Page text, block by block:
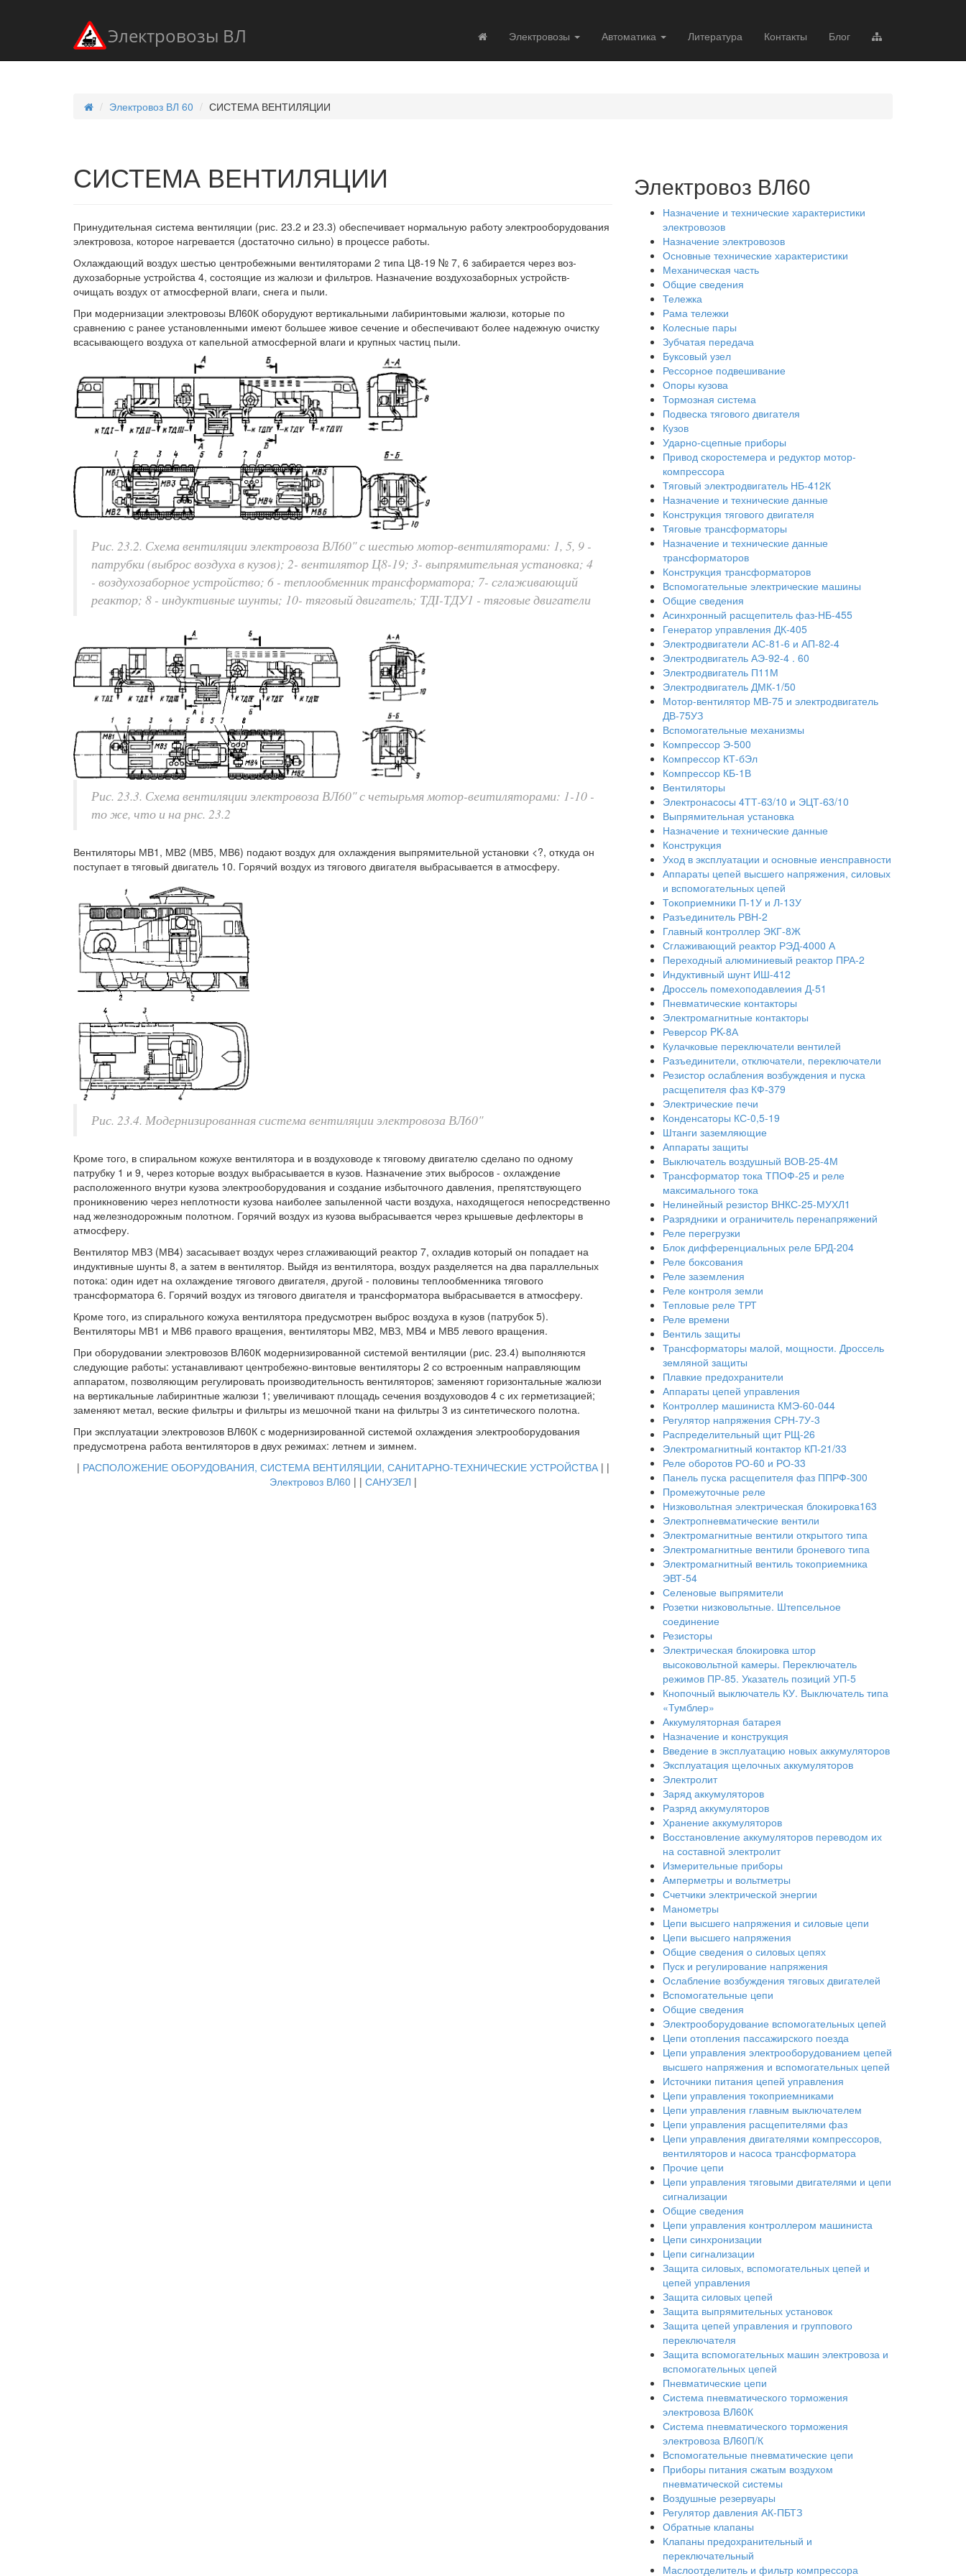
Электровозы ВЛ Электровозы Автоматика Литература Контакты Блог
Электровоз ВЛ 60 СИСТЕМА ВЕНТИЛЯЦИИ
СИСТЕМА ВЕНТИЛЯЦИИ
Принудительная система вентиляции (рис. 23.2 и 23.3) обеспечивает нормальную работу электрооборудования
электровоза, которое нагревается (достаточно сильно) в процессе работы.
Охлаждающий воздух шестью центробежными вентиляторами 2 типа Ц8-19 № 7, 6 забирается через воз-
духозаборные устройства 4, состоящие из жалюзи и фильтров. Назначение воздухозаборных устройств-
очищать воздух от атмосферной влаги, снега и пыли.
При модернизации электровозы ВЛ60К оборудуют вертикальными лабиринтовыми жалюзи, которые по
сравнению с ранее установленными имеют большее живое сечение и обеспечивают более надежную очистку
всасывающего воздуха от капельной атмосферной влаги и крупных частиц пыли.
Рис. 23.2. Схема вентиляции электровоза ВЛ60" с шестью мотор-вентиляторами: 1, 5, 9 -
патрубки (выброс воздуха в кузов); 2- вентилятор Ц8-19; 3- выпрямительная установка; 4
- воздухозаборное устройство; 6 - теплообменник трансформатора; 7- сглаживающий
реактор; 8 - индуктивные шунты; 10- тяговый двигатель; ТДІ-ТДУ1 - тяговые двигатели
Рис. 23.3. Схема вентиляции электровоза ВЛ60" с четырьмя мотор-веитиляторами: 1-10 -
то же, что и на рнс. 23.2
Вентиляторы МВ1, МВ2 (МВ5, МВ6) подают воздух для охлаждения выпрямительной установки <?, откуда он
поступает в тяговый двигатель 10. Горячий воздух из тягового двигателя выбрасывается в атмосферу.
Рис. 23.4. Модернизированная система вентиляции электровоза ВЛ60"
Кроме того, в спиральном кожухе вентилятора и в воздуховоде к тяговому двигателю сделано по одному
патрубку 1 и 9, через которые воздух выбрасывается в кузов. Назначение этих выбросов - охлаждение
расположенного внутри кузова электрооборудования и создание избыточного давления, препятствующего
проникновению через неплотности кузова наиболее запыленной части воздуха, находящегося непосредственно
над железнодорожным полотном. Горячий воздух из кузова выбрасывается через крышевые дефлекторы в
атмосферу.
Вентилятор МВЗ (МВ4) засасывает воздух через сглаживающий реактор 7, охладив который он попадает на
индуктивные шунты 8, а затем в вентилятор. Выйдя из вентилятора, воздух разделяется на два параллельных
потока: один идет на охлаждение тягового двигателя, другой - половины теплообменника тягового
трансформатора 6. Горячий воздух из тягового двигателя и трансформатора выбрасывается в атмосферу.
Кроме того, из спирального кожуха вентилятора предусмотрен выброс воздуха в кузов (патрубок 5).
Вентиляторы МВ1 и МВ6 правого вращения, вентиляторы МВ2, МВЗ, МВ4 и МВ5 левого вращения.
При оборудовании электровозов ВЛ60К модернизированной системой вентиляции (рис. 23.4) выполняются
следующие работы: устанавливают центробежно-винтовые вентиляторы 2 со встроенным направляющим
аппаратом, позволяющим регулировать производительность вентиляторов; заменяют горизонтальные жалюзи
на вертикальные лабиринтные жалюзи 1; увеличивают площадь сечения воздуховодов 4 с их герметизацией;
заменяют метал, веские фильтры и фильтры из мешочной ткани на фильтры 3 из синтетического полотна.
При эксплуатации электровозов ВЛ60К с модернизированной системой охлаждения электрооборудования
предусмотрена работа вентиляторов в двух режимах: летнем и зимнем.
| РАСПОЛОЖЕНИЕ ОБОРУДОВАНИЯ, СИСТЕМА ВЕНТИЛЯЦИИ, САНИТАРНО-ТЕХНИЧЕСКИЕ УСТРОЙСТВА| |
Электровоз ВЛ60 | | САНУЗЕЛ |
Электровоз ВЛ60
Назначение и технические характеристики
электровозов
Назначение электровозов
Основные технические характеристики
Механическая часть
Общие сведения
Тележка
Рама тележки
Колесные пары
Зубчатая передача
Буксовый узел
Рессорное подвешивание
Опоры кузова
Тормозная система
Подвеска тягового двигателя
Кузов
Ударно-сцепные приборы
Привод скоростемера и редуктор мотор-
компрессора
Тяговый электродвигатель НБ-412К
Назначение и технические данные
Конструкция тягового двигателя
Тяговые трансформаторы
Назначение и технические данные
трансформаторов
Конструкция трансформаторов
Вспомогательные электрические машины
Общие сведения
Асинхронный расщепитель фаз-НБ-455
Генератор управления ДК-405
Электродвигатели АС-81-6 и АП-82-4
Электродвигатель АЭ-92-4 . 60
Электродвигатель П11М
Электродвигатель ДМК-1/50
Мотор-вентилятор МВ-75 и электродвигатель
ДВ-75УЗ
Вспомогательные механизмы
Компрессор Э-500
Компрессор КТ-бЭл
Компрессор КБ-1В
Вентиляторы
Электронасосы 4ТТ-63/10 и ЭЦТ-63/10
Выпрямительная установка
Назначение и технические данные
Конструкция
Уход в эксплуатации и основные иенсправности
Аппараты цепей высшего напряжения, силовых
и вспомогательных цепей
Токоприемники П-1У и Л-13У
Разъединитель РВН-2
Главный контроллер ЭКГ-8Ж
Сглаживающий реактор РЭД-4000 А
Переходный алюминиевый реактор ПРА-2
Индуктивный шунт ИШ-412
Дроссель помехоподавлеиия Д-51
Пневматические контакторы
Электромагнитные контакторы
Реверсор PK-8А
Кулачковые переключатели вентилей
Разъединители, отключатели, переключатели
Резистор ослабления возбуждения и пуска
расщепителя фаз КФ-379
Электрические печи
Конденсаторы КС-0,5-19
Штанги заземляющие
Аппараты защиты
Выключатель воздушный ВОВ-25-4М
Трансформатор тока ТПОФ-25 и реле
максимального тока
Нелинейный резистор ВНКС-25-МУХЛ1
Разрядники и ограничитель перенапряжений
Реле перегрузки
Блок дифференциальных реле БРД-204
Реле боксования
Реле заземления
Реле контроля земли
Тепловые реле ТРТ
Реле времени
Вентиль защиты
Трансформаторы малой, мощности. Дроссель
земляной защиты
Плавкие предохранители
Аппараты цепей управления
Контроллер машиниста КМЭ-60-044
Регулятор напряжения СРН-7У-3
Распределительный щит РЩ-26
Электромагнитный контактор КП-21/33
Реле оборотов РО-60 и РО-33
Панель пуска расщепителя фаз ППРФ-300
Промежуточные реле
Низковольтная электрическая блокировка163
Электропневматические вентили
Электромагнитные вентили открытого типа
Электромагнитные вентили броневого типа
Электромагнитный вентиль токоприемника
ЭВТ-54
Селеновые выпрямители
Розетки низковольтные. Штепсельное
соединение
Резисторы
Электрическая блокировка штор
высоковольтной камеры. Переключатель
режимов ПР-85. Указатель позиций УП-5
Кнопочный выключатель КУ. Выключатель типа
«Тумблер»
Аккумуляторная батарея
Назначение и конструкция
Введение в эксплуатацию новых аккумуляторов
Эксплуатация щелочных аккумуляторов
Электролит
Заряд аккумуляторов
Разряд аккумуляторов
Хранение аккумуляторов
Восстановление аккумуляторов переводом их
на составной электролит
Измерительные приборы
Амперметры и вольтметры
Счетчики электрической энергии
Манометры
Цепи высшего напряжения и силовые цепи
Цепи высшего напряжения
Общие сведения о силовых цепях
Пуск и регулирование напряжения
Ослабление возбуждения тяговых двигателей
Вспомогательные цепи
Общие сведения
Электрооборудование вспомогательных цепей
Цепи отопления пассажирского поезда
Цепи управления электрооборудованием цепей
высшего напряжения и вспомогательных цепей
Источники питания цепей управления
Цепи управления токоприемниками
Цепи управления главным выключателем
Цепи управления расщепителями фаз
Цепи управления двигателями компрессоров,
вентиляторов и насоса трансформатора
Прочие цепи
Цепи управления тяговыми двигателями и цепи
сигнализации
Общие сведения
Цепи управления контроллером машиниста
Цепи синхронизации
Цепи сигнализации
Защита силовых, вспомогательных цепей и
цепей управления
Защита силовых цепей
Защита выпрямительных установок
Защита цепей управления и группового
переключателя
Защита вспомогательных машин электровоза и
вспомогательных цепей
Пневматические цепи
Система пневматического торможения
электровоза ВЛ60К
Система пневматического торможения
электровоза ВЛ60П/К
Вспомогательные пневматические цепи
Приборы питания сжатым воздухом
пневматической системы
Воздушные резервуары
Регулятор давления АК-ПБТЗ
Обратные клапаны
Клапаны предохранительный и
переключательный
Маслоотделитель и фильтр компрессора